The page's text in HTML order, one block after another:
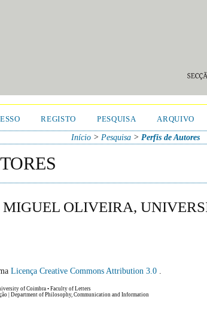
REGISTO PESQUISA ARQUIVO
Início >Pesquisa >Perfis de Autores
OLIVEIRA,
Licença Creative Commons Attribution 3.0 .
of Coimbra • Faculty of Letters
| Department of Philosophy, Communication and Information